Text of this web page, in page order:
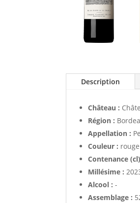
Description
Château :
Région :
Appellation :
Couleur : rouge
Contenance (cl)
Millésime :
Alcool : -
Assemblage :